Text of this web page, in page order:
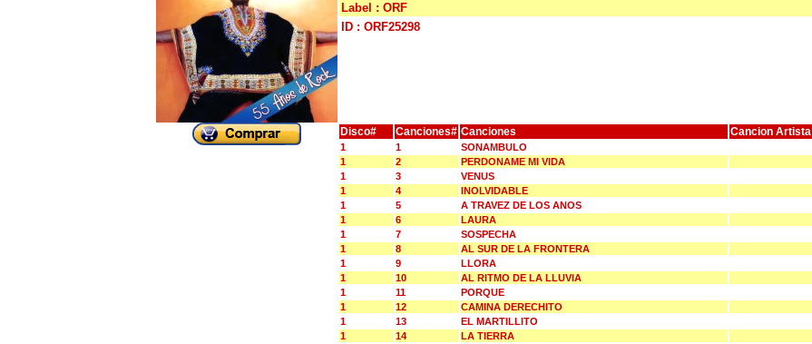
Label : ORF
ID : ORF25298
Disco# Canciones# Canciones Cancion Artista
1 1
SONAMBULO
1
2
PERDONAME MI VIDA
1
3
VENUS
1
4
INOLVIDABLE
1
5
A TRAVEZ DE LOS ANOS
1
6
LAURA
1
7
SOSPECHA
1
8
AL SUR DE LA FRONTERA
1
9
LLORA
1
10
AL RITMO DE LA LLUVIA
1
11
PORQUE
1
12
CAMINA DERECHITO
1
13
EL MARTILLITO
1
14
LA TIERRA